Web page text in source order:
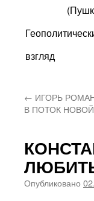
содержимому
взгляд
← ИГОРЬ
В ПОТОК
Опубликовано